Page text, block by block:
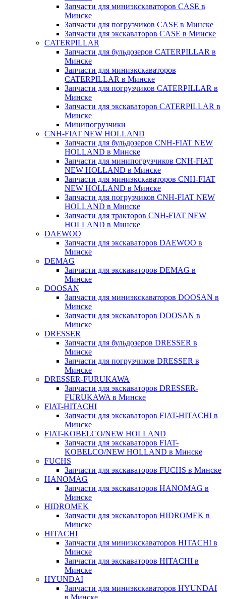
Запчасти для миниэкскаваторов CASE в
Минске
Запчасти для погрузчиков CASE в Минске
Запчасти для экскаваторов CASE в Минске
CATERPILLAR
Запчасти для бульдозеров CATERPILLAR в
Минске
Запчасти для миниэкскаваторов
CATERPILLAR в Минске
Запчасти для погрузчиков CATERPILLAR в
Минске
Запчасти для экскаваторов CATERPILLAR в
Минскe
Минипогрузчики
CNH-FIAT NEW HOLLAND
Запчасти для бульдозеров CNH-FIAT NEW
HOLLAND в Минске
Запчасти для минипогрузчиков CNH-FIAT
NEW HOLLAND в Минске
Запчасти для миниэкскаваторов CNH-FIAT
NEW HOLLAND в Минске
Запчасти для погрузчиков CNH-FIAT NEW
HOLLAND в Минске
Запчасти для тракторов CNH-FIAT NEW
HOLLAND в Минске
DAEWOO
Запчасти для экскаваторов DAEWOO в
Минске
DEMAG
Запчасти для экскаваторов DEMAG в
Минске
DOOSAN
Запчасти для миниэкскаваторов DOOSAN в
Минске
Запчасти для экскаваторов DOOSAN в
Минске
DRESSER
Запчасти для бульдозеров DRESSER в
Минске
Запчасти для погрузчиков DRESSER в
Минске
DRESSER-FURUKAWA
Запчасти для экскаваторов DRESSER-
FURUKAWA в Минске
FIAT-HITACHI
Запчасти для экскаваторов FIAT-HITACHI в
Минске
FIAT-KOBELCO/NEW HOLLAND
Запчасти для экскаваторов FIAT-
KOBELCO/NEW HOLLAND в Минске
FUCHS
Запчасти для экскаваторов FUCHS в Минске
HANOMAG
Запчасти для экскаваторов HANOMAG в
Минске
HIDROMEK
Запчасти для экскаваторов HIDROMEK в
Минске
HITACHI
Запчасти для миниэкскаваторов HITACHI в
Минске
Запчасти для экскаваторов HITACHI в
Минске
HYUNDAI
Запчасти для миниэкскаваторов HYUNDAI
в Минске